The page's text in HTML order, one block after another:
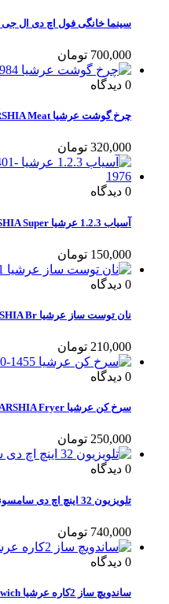
سینما خانگی فول اچ دی ال جی LG...
700,000 تومان
0 دیدگاه
چرخ گوشت عرشیا ARSHIA Meat...
320,000 تومان
0 دیدگاه
آسیاب 1.2.3 عرشیا ARSHIA Super...
150,000 تومان
0 دیدگاه
نان توست ساز عرشیا ARSHIA Br....
210,000 تومان
0 دیدگاه
سرخ کن عرشیا ARSHIA Fryer...
250,000 تومان
0 دیدگاه
تلویزیون 32 اینچ اچ دی سامسونگ...
740,000 تومان
0 دیدگاه
ساندویچ ساز 2کاره عرشیا Sandwich...